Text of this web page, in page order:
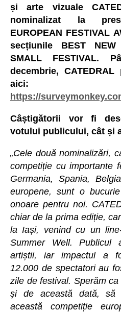
și arte vizuale
nominalizat la
EUROPEAN FESTIVAL
secțiunile BEST
SMALL
decembrie,
aici:
https://
Câștigătorii vor fi
votului publicului, cât și
„Cele două nominalizări,
competiție cu importante
Germania, Spania,
europene, sunt o
onoare pentru noi.
chiar de la prima ediție,
la Iași, venind cu un
Summer Well. Publicul
artiștii, iar impactul a
12.000 de spectatori au
zile de festival. Sperăm
și de această dată, să
această competiție